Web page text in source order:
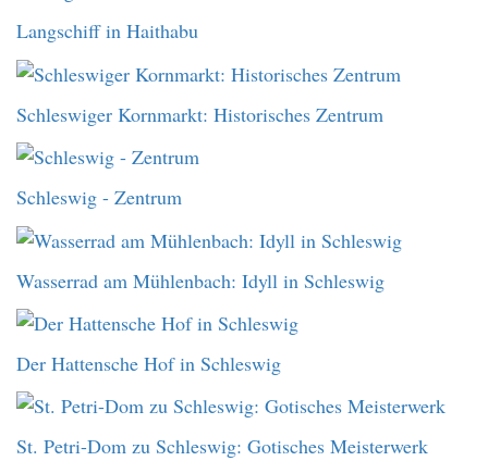
Langschiff in Haithabu
Schleswiger Kornmarkt: Historisches Zentrum
Schleswig - Zentrum
Wasserrad am Mühlenbach: Idyll in Schleswig
Der Hattensche Hof in Schleswig
St. Petri-Dom zu Schleswig: Gotisches Meisterwerk